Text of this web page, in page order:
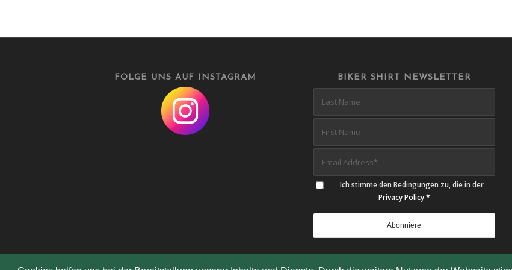
FOLGE UNS AUF INSTAGRAM BIKER SHIRT NEWSLETTER
Ich stimme den Bedingungen zu, die in der
Privacy Policy*